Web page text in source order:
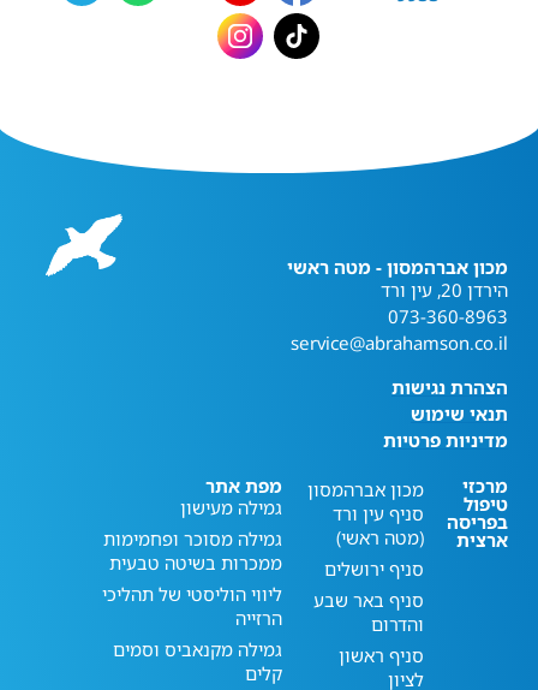
מכון אברהמסון - מטה ראשי
הירדן 20, עין ורד
073-360-8963
service@abrahamson.co.il
הצהרת נגישות
תנאי שימוש
מדיניות פרטיות
מרכזי
טיפול
בפריסה
ארצית
מכון אברהמסון
סניף עין ורד
(מטה ראשי)
סניף ירושלים
סניף באר שבע
והדרום
סניף ראשון
לציון
מפת אתר
גמילה מעישון
גמילה מסוכר ופחמימות
ממכרות בשיטה טבעית
ליווי הוליסטי של תהליכי
הרזייה
גמילה מקנאביס וסמים
קלים